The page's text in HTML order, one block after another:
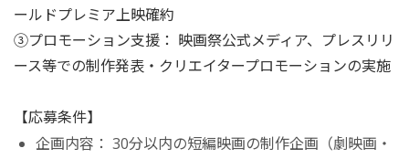
ールドプレミア上映確約
③プロモーション支援： 映画祭公式メディア、プレスリリ
ース等での制作発表・クリエイタープロモーションの実施
【応募条件】
企画内容： 30分以内の短編映画の制作企画（劇映画・